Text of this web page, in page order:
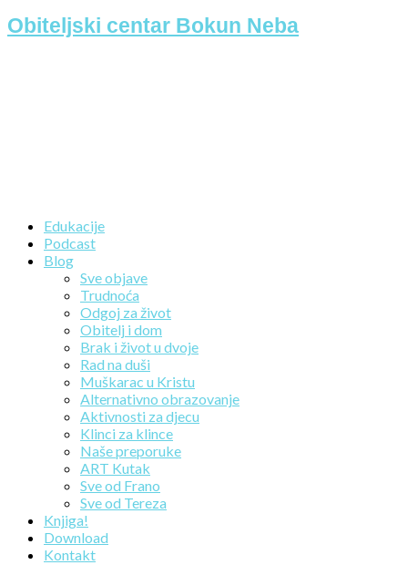
Obiteljski centar Bokun Neba
Edukacije
Podcast
Blog
Sve objave
Trudnoća
Odgoj za život
Obitelj i dom
Brak i život u dvoje
Rad na duši
Muškarac u Kristu
Alternativno obrazovanje
Aktivnosti za djecu
Klinci za klince
Naše preporuke
ART Kutak
Sve od Frano
Sve od Tereza
Knjiga!
Download
Kontakt